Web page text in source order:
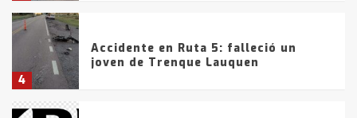
4
Accidente en Ruta 5: falleció un
joven de Trenque Lauquen